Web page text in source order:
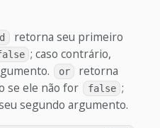
retorna seu primeiro
; caso contrário,
or
retorna
se ele não for
false ;
segundo argumento.